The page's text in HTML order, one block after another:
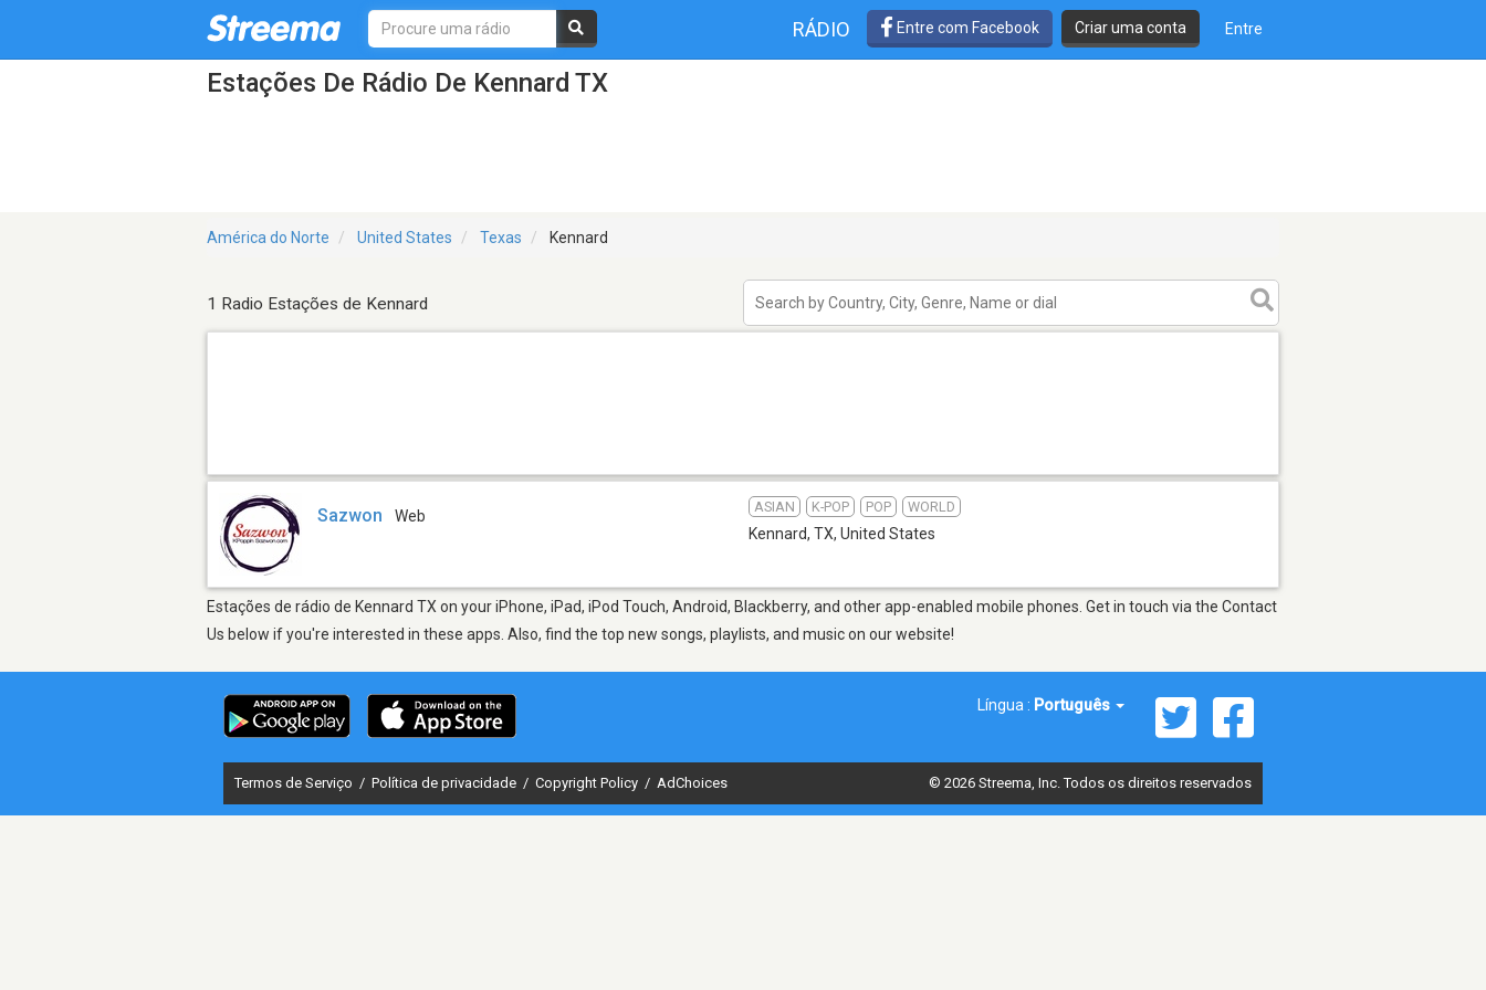
RÁDIO Entre com Facebook Criar uma conta Entre
Estações De Rádio De Kennard TX
América do Norte United States Texas Kennard
1 Radio Estações de Kennard
Sazwon Web
ASIAN K-POP POP WORLD
Kennard, TX, United States
Estações de rádio de Kennard TX on your iPhone, iPad, iPod Touch, Android, Blackberry, and other app-enabled mobile phones. Get in touch via the Contact
Us below if you're interested in these apps. Also, find the top new songs, playlists, and music on our website!
Língua : Português
Termos de Serviço / Política de privacidade / Copyright Policy / AdChoices © 2026 Streema, Inc. Todos os direitos reservados